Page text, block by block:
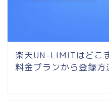
楽天UN-LIMITはどこ
料金プランから登録